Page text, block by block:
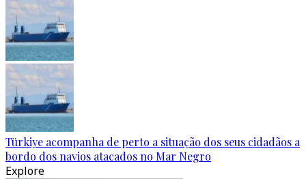
Türkiye acompanha de perto a situação dos seus cidadãos a
bordo dos navios atacados no Mar Negro
Explore